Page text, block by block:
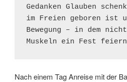
Gedanken Glauben
im Freien geboren ist
Bewegung – in dem
Muskeln ein Fest
Nach einem Tag Anreise mit der